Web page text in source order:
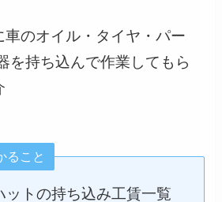
車のオイル・タイヤ・パー
を持ち込んで作業してもら
ること
ットの持ち込み工賃一覧